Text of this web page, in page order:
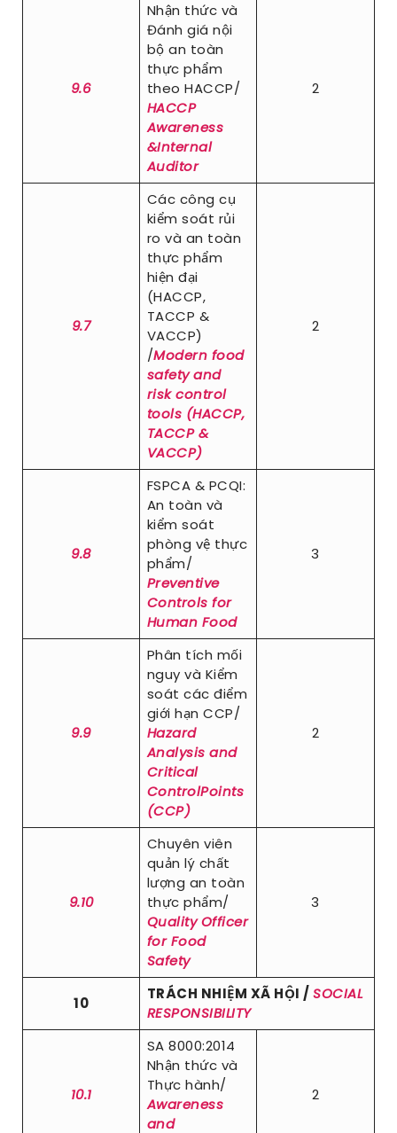
9.6
Nhận thức và
Đánh giá nội
bộ an toàn
thực phẩm
theo HACCP/
HACCP
Awareness
&Internal
Auditor
2
9.7
Các công cụ
kiểm soát rủi
ro và an toàn
thực phẩm
hiện đại
(HACCP,
TACCP &
VACCP)
/Modern food
safety and
risk control
tools (HACCP,
TACCP &
VACCP)
2
9.8
FSPCA & PCQI:
An toàn và
kiểm soát
phòng vệ thực
phẩm/
Preventive
Controls for
Human Food
3
9.9
Phân tích mối
nguy và Kiểm
soát các điểm
giới hạn CCP/
Hazard
Analysis and
Critical
ControlPoints
(CCP)
2
9.10
Chuyên viên
quản lý chất
lượng an toàn
thực phẩm/
Quality Officer
for Food
Safety
3
10
TRÁCH NHIỆM XÃ HỘI / SOCIAL
RESPONSIBILITY
10.1
SA 8000:2014
Nhận thức và
Thực hành/
Awareness
and
2